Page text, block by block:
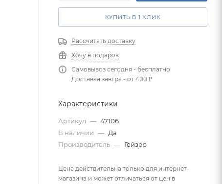
КУПИТЬ В 1 КЛИК
Рассчитать доставку
Хочу в подарок
Самовывоз сегодня - бесплатно
Доставка завтра - от 400 ₽
Характеристики
Артикул — 47106
В наличии — Да
Производитель — Гейзер
Цена действительна только для интернет-
магазина и может отличаться от цен в